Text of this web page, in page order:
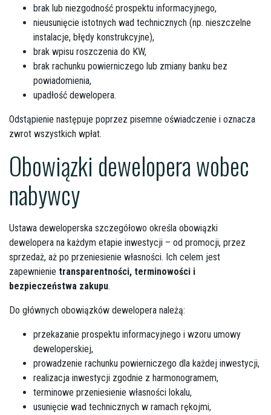
brak lub niezgodność prospektu informacyjnego,
nieusunięcie istotnych wad technicznych (np. nieszczelne
instalacje, błędy konstrukcyjne),
brak wpisu roszczenia do KW,
brak rachunku powierniczego lub zmiany banku bez
powiadomienia,
upadłość dewelopera.
Odstąpienie następuje poprzez pisemne oświadczenie i oznacza
zwrot wszystkich wpłat.
Obowiązki dewelopera wobec
nabywcy
Ustawa deweloperska szczegółowo określa obowiązki
dewelopera na każdym etapie inwestycji – od promocji, przez
sprzedaż, aż po przeniesienie własności. Ich celem jest
zapewnienie transparentności, terminowości i
bezpieczeństwa zakupu.
Do głównych obowiązków dewelopera należą:
przekazanie prospektu informacyjnego i wzoru umowy
deweloperskiej,
prowadzenie rachunku powierniczego dla każdej inwestycji,
realizacja inwestycji zgodnie z harmonogramem,
terminowe przeniesienie własności lokalu,
usunięcie wad technicznych w ramach rękojmi,